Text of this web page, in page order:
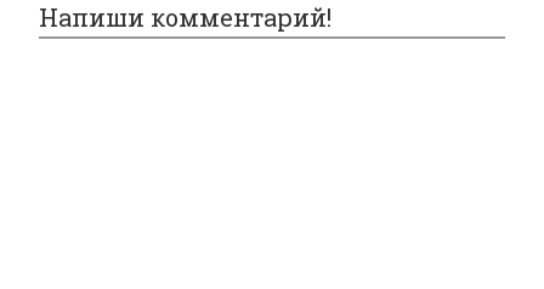
Напиши комментарий!